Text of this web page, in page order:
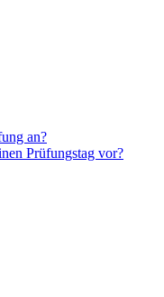
an?
Prüfungstag vor?